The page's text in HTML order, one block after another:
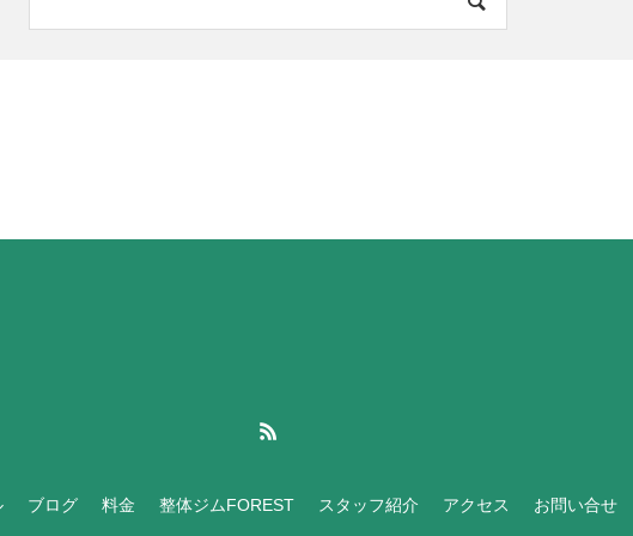
ブログ 料金 整体ジムFOREST スタッフ紹介 アクセス お問い合せ